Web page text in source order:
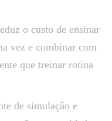
o custo de ensinar
vez e combinar com
que treinar rotina
de simulação e